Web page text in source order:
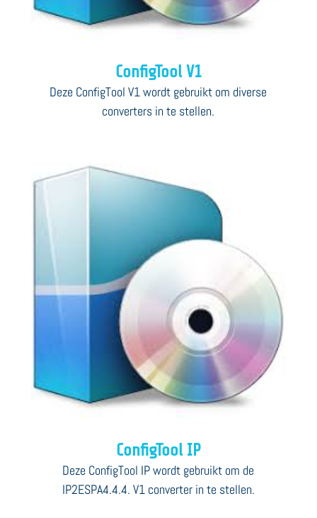
ConfigTool V1
Deze ConfigTool V1 wordt gebruikt om diverse
converters in te stellen.
ConfigTool IP
Deze ConfigTool IP wordt gebruikt om de
IP2ESPA4.4.4. V1 converter in te stellen.